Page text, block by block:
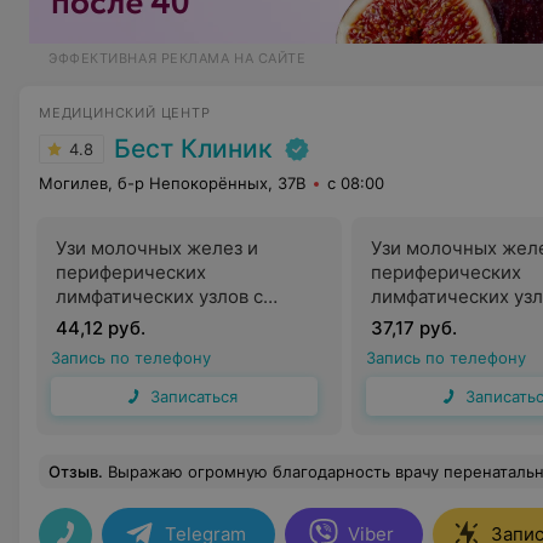
ЭФФЕКТИВНАЯ РЕКЛАМА НА САЙТЕ
МЕДИЦИНСКИЙ ЦЕНТР
4.8 Бест Клиник
Могилев, б-р Непокорённых, 37В с 08:00
Узи молочных желез и
периферических
лимфатических узлов с
дуплексным сканированием
сосудов импульсным
цветным и энергетическим
доплером и компрессионной
эластографией и цветным
44,12 руб.
Запись по телефону
Записаться
Узи молочных
периферических
лимфатических
мягких тканей с
сканированием
импульсным
энергетическим
цветным
37,17 руб.
Запись по телефону
Отзыв. Выражаю огромную благодарность врачу перенатальной диагностики Жилинской Ольге Владимировна!Замечательный. врач, профессионал своего дела,качественно проводит диагностику и помогает выявить проблему...На данный момент у меня 3 триместр беременности ,посещаю только Ольгу
Telegram Viber